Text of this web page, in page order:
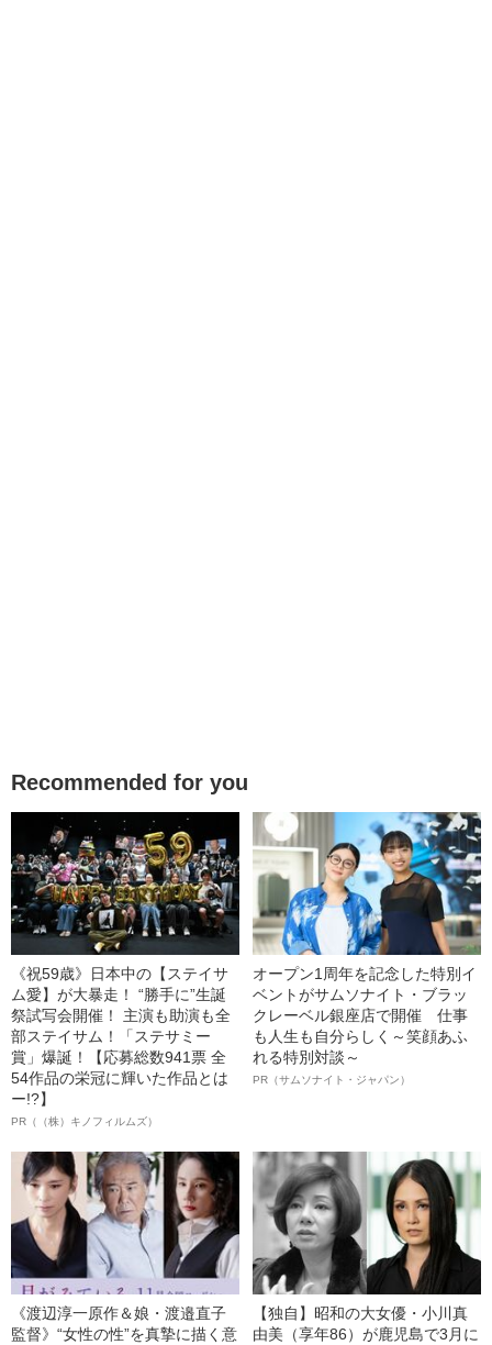
Recommended for you
《祝59歳》日本中の【ステイサ
ム愛】が大暴走！ “勝手に”生誕
祭試写会開催！ 主演も助演も全
部ステイサム！「ステサミー
賞」爆誕！【応募総数941票 全
54作品の栄冠に輝いた作品とは
ー!?】
PR（（株）キノフィルムズ）
オープン1周年を記念した特別イ
ベントがサムソナイト・ブラッ
クレーベル銀座店で開催 仕事
も人生も自分らしく～笑顔あふ
れる特別対談～
PR（サムソナイト・ジャパン）
《渡辺淳一原作＆娘・渡邉直子
監督》“女性の性”を真摯に描く意
【独自】昭和の大女優・小川真
由美（享年86）が鹿児島で3月に